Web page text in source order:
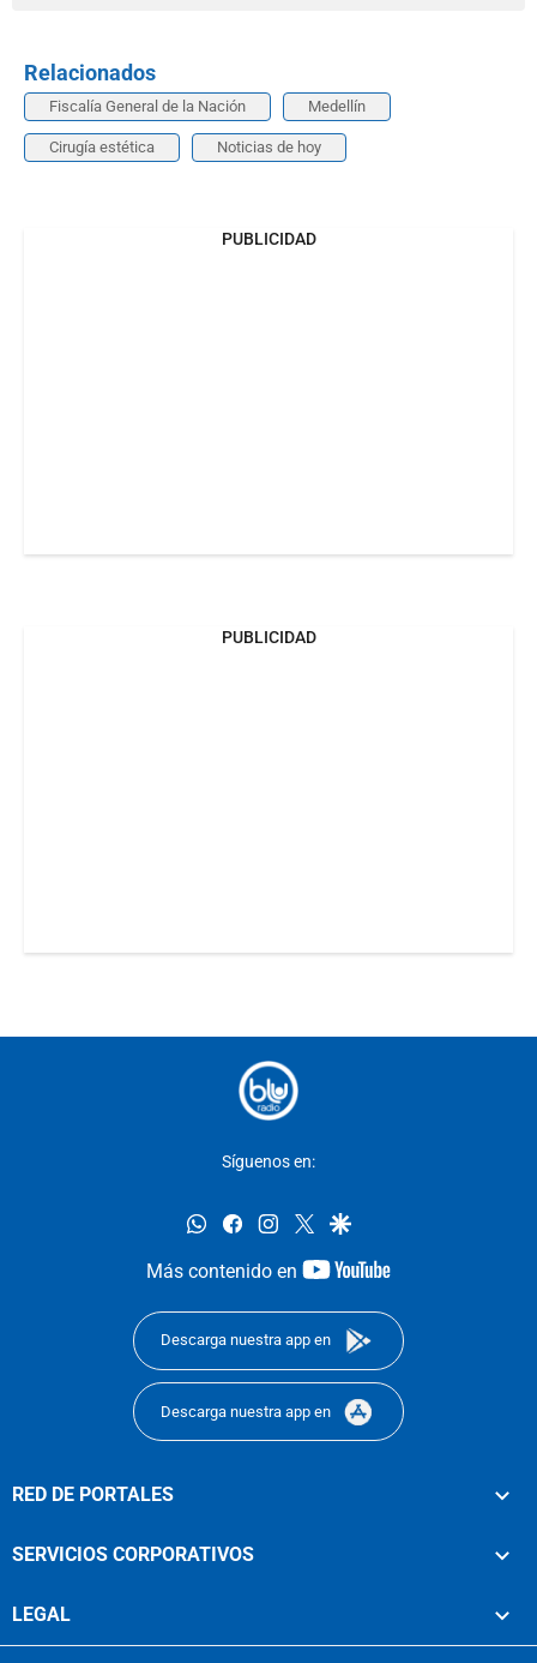
Relacionados
Fiscalía General de la Nación Medellín
Cirugía estética Noticias de hoy
PUBLICIDAD
PUBLICIDAD
Síguenos en:
whatsappfacebookinstagram
twittergoogle
Más contenido en
youtube-
Descarga nuestra app en
Descarga nuestra app en
RED DE PORTALES
SERVICIOS CORPORATIVOS
LEGAL